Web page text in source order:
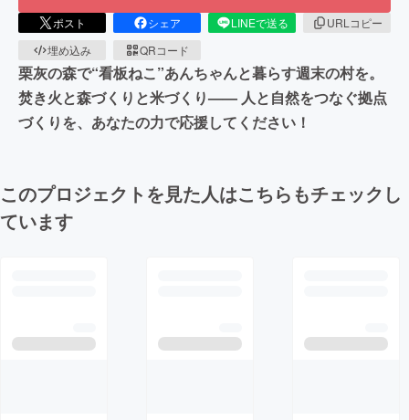
ポスト シェア LINEで送る
URLコピー
埋め込み
QRコード
栗灰の森で“看板ねこ”あんちゃんと暮らす週末の村を。
焚き火と森づくりと米づくり—— 人と自然をつなぐ拠点
づくりを、あなたの力で応援してください！
このプロジェクトを見た人はこちらもチェックし
ています